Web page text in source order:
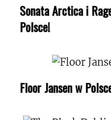
Sonata Arctica i
Polsce!
Floor Jansen w